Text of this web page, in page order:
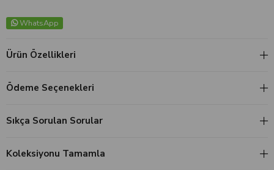
WhatsApp
Ürün Özellikleri
Ödeme Seçenekleri
Sıkça Sorulan Sorular
Koleksiyonu Tamamla